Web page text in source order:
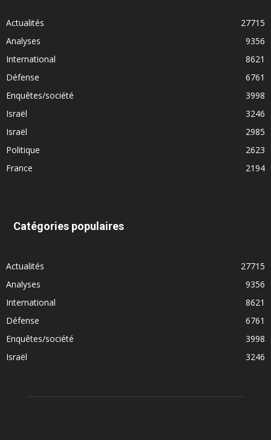
Actualités
27715
Analyses
9356
International
8621
Défense
6761
Enquêtes/société
3998
Israël
3246
Israël
2985
Politique
2623
France
2194
Catégories populaires
Actualités
27715
Analyses
9356
International
8621
Défense
6761
Enquêtes/société
3998
Israël
3246